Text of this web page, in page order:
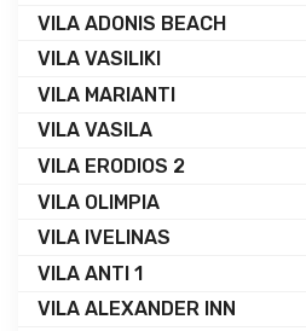
VILA ADONIS BEACH
VILA VASILIKI
VILA MARIANTI
VILA VASILA
VILA ERODIOS 2
VILA OLIMPIA
VILA IVELINAS
VILA ANTI 1
VILA ALEXANDER INN